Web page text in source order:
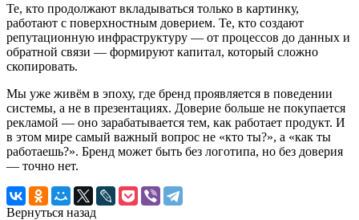
Те, кто продолжают вкладываться только в картинку,
работают с поверхностным доверием. Те, кто создают
репутационную инфраструктуру — от процессов до данных и
обратной связи — формируют капитал, который сложно
скопировать.
Мы уже живём в эпоху, где бренд проявляется в поведении
системы, а не в презентациях. Доверие больше не покупается
рекламой — оно зарабатывается тем, как работает продукт. И
в этом мире самый важный вопрос не «кто ты?», а «как ты
работаешь?». Бренд может быть без логотипа, но без доверия
— точно нет.
Вернуться назад